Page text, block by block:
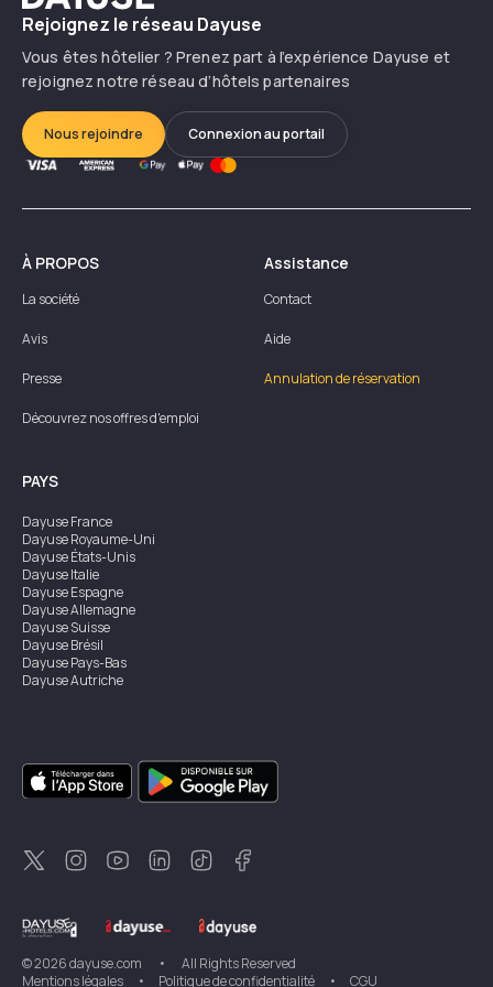
Rejoignez le réseau Dayuse
Vous êtes hôtelier ? Prenez part à l’expérience Dayuse et
rejoignez notre réseau d’hôtels partenaires
Nous rejoindre Connexion au portail
À PROPOS
La société
Avis
Presse
Découvrez nos offres d'emploi
Assistance
Contact
Aide
Annulation de réservation
PAYS
DayuseFrance
DayuseRoyaume-Uni
DayuseÉtats-Unis
DayuseItalie
DayuseEspagne
DayuseAllemagne
DayuseSuisse
DayuseBrésil
DayusePays-Bas
DayuseAutriche
DayuseSingapour
DayuseSuède
DayuseThaïlande
DayuseNouvelle-Zélande
DayuseTurquie
©2026dayuse.com •
All Rights Reserved
Mentions légales
• Politique de confidentialité • CGU